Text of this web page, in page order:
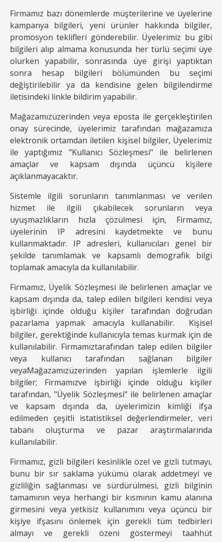
Firmamız bazı dönemlerde müşterilerine ve üyelerine
kampanya bilgileri, yeni ürünler hakkında bilgiler,
promosyon teklifleri gönderebilir. Üyelerimiz bu gibi
bilgileri alıp almama konusunda her türlü seçimi üye
olurken yapabilir, sonrasında üye girişi yaptıktan
sonra hesap bilgileri bölümünden bu seçimi
değiştirilebilir ya da kendisine gelen bilgilendirme
iletisindeki linkle bildirim yapabilir.
Mağazamızüzerinden veya eposta ile gerçekleştirilen
onay sürecinde, üyelerimiz tarafından mağazamıza
elektronik ortamdan iletilen kişisel bilgiler, Üyelerimiz
ile yaptığımız "Kullanıcı Sözleşmesi" ile belirlenen
amaçlar ve kapsam dışında üçüncü kişilere
açıklanmayacaktır.
Sistemle ilgili sorunların tanımlanması ve verilen
hizmet ile ilgili çıkabilecek sorunların veya
uyuşmazlıkların hızla çözülmesi için, Firmamız,
üyelerinin IP adresini kaydetmekte ve bunu
kullanmaktadır. IP adresleri, kullanıcıları genel bir
şekilde tanımlamak ve kapsamlı demografik bilgi
toplamak amacıyla da kullanılabilir.
Firmamız, Üyelik Sözleşmesi ile belirlenen amaçlar ve
kapsam dışında da, talep edilen bilgileri kendisi veya
işbirliği içinde olduğu kişiler tarafından doğrudan
pazarlama yapmak amacıyla kullanabilir. Kişisel
bilgiler, gerektiğinde kullanıcıyla temas kurmak için de
kullanılabilir. Firmamıztarafından talep edilen bilgiler
veya kullanıcı tarafından sağlanan bilgiler
veyaMağazamızüzerinden yapılan işlemlerle ilgili
bilgiler; Firmamızve işbirliği içinde olduğu kişiler
tarafından, "Üyelik Sözleşmesi" ile belirlenen amaçlar
ve kapsam dışında da, üyelerimizin kimliği ifşa
edilmeden çeşitli istatistiksel değerlendirmeler, veri
tabanı oluşturma ve pazar araştırmalarında
kullanılabilir.
Firmamız, gizli bilgileri kesinlikle özel ve gizli tutmayı,
bunu bir sır saklama yükümü olarak addetmeyi ve
gizliliğin sağlanması ve sürdürülmesi, gizli bilginin
tamamının veya herhangi bir kısmının kamu alanına
girmesini veya yetkisiz kullanımını veya üçüncü bir
kişiye ifşasını önlemek için gerekli tüm tedbirleri
almayı ve gerekli özeni göstermeyi taahhüt